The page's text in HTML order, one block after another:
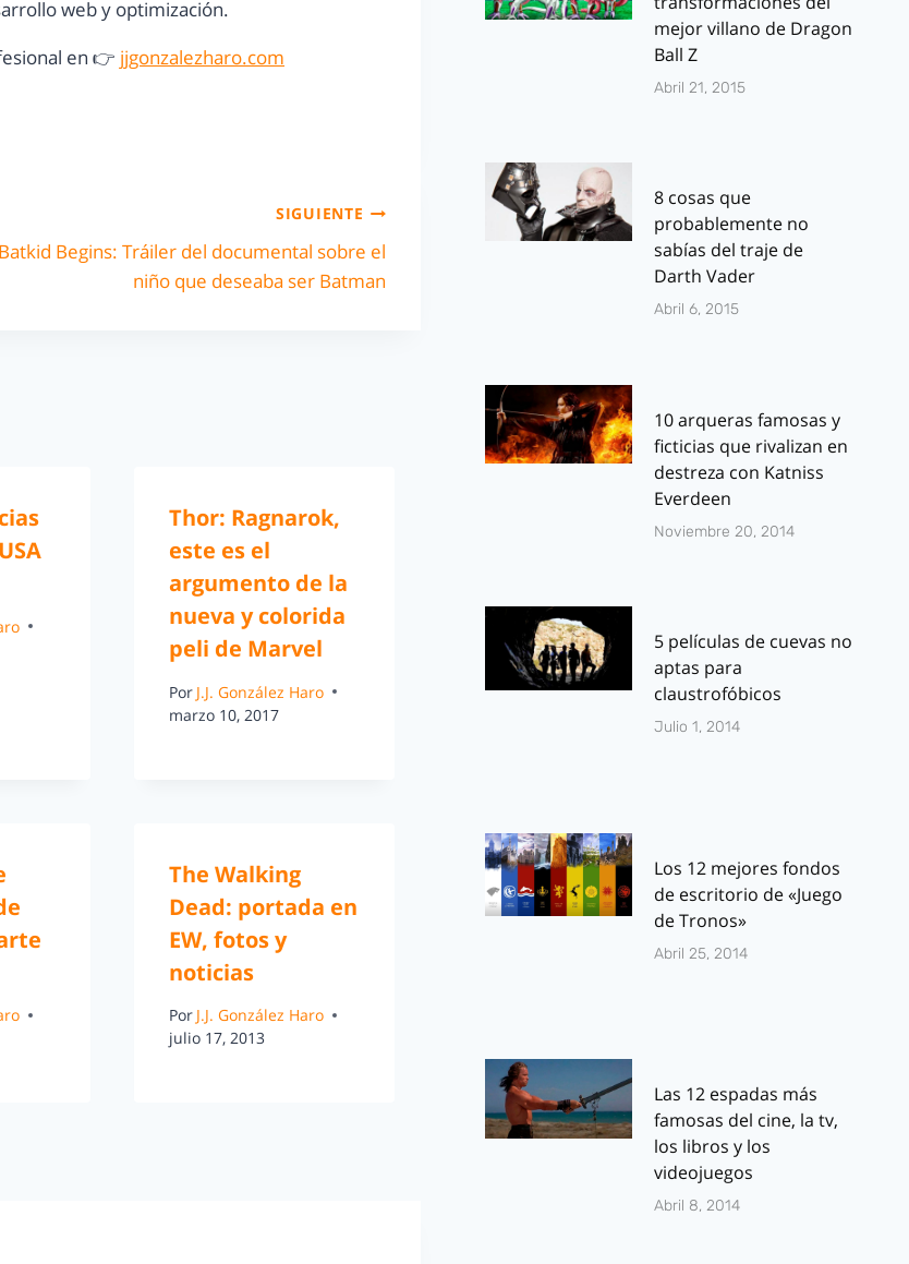
web y optimización.
en 👉 jjgonzalezharo.com
SIGUIENTE
Batkid Begins: Tráiler del documental sobre el
niño que deseaba ser Batman
Thor: Ragnarok,
este es el
argumento de la
nueva y colorida
peli de Marvel
Por J.J. González Haro
marzo 10, 2017
The Walking
Dead: portada en
EW, fotos y
noticias
Por J.J. González Haro
julio 17, 2013
mejor villano de Dragon
Ball Z
Abril 21, 2015
8 cosas que
probablemente no
sabías del traje de
Darth Vader
Abril 6, 2015
10 arqueras famosas y
ficticias que rivalizan en
destreza con Katniss
Everdeen
Noviembre 20, 2014
5 películas de cuevas no
aptas para
claustrofóbicos
Julio 1, 2014
Los 12 mejores fondos
de escritorio de «Juego
de Tronos»
Abril 25, 2014
Las 12 espadas más
famosas del cine, la tv,
los libros y los
videojuegos
Abril 8, 2014